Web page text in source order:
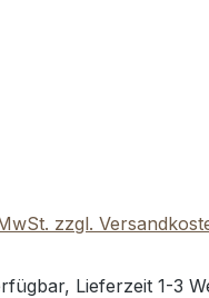
zzgl.
Lieferzeit 1-3